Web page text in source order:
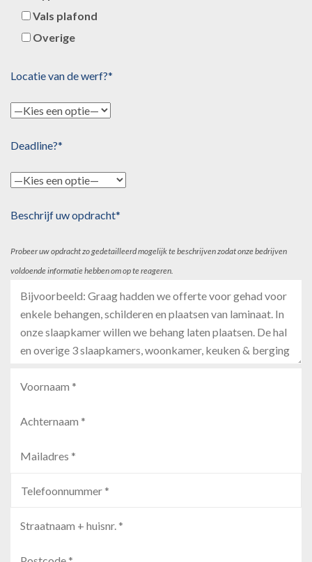
Vals plafond
Overige
Locatie van de werf?*
Deadline?*
Beschrijf uw opdracht*
Probeer uw opdracht zo gedetailleerd mogelijk te beschrijven zodat onze bedrijven
voldoende informatie hebben om op te reageren.